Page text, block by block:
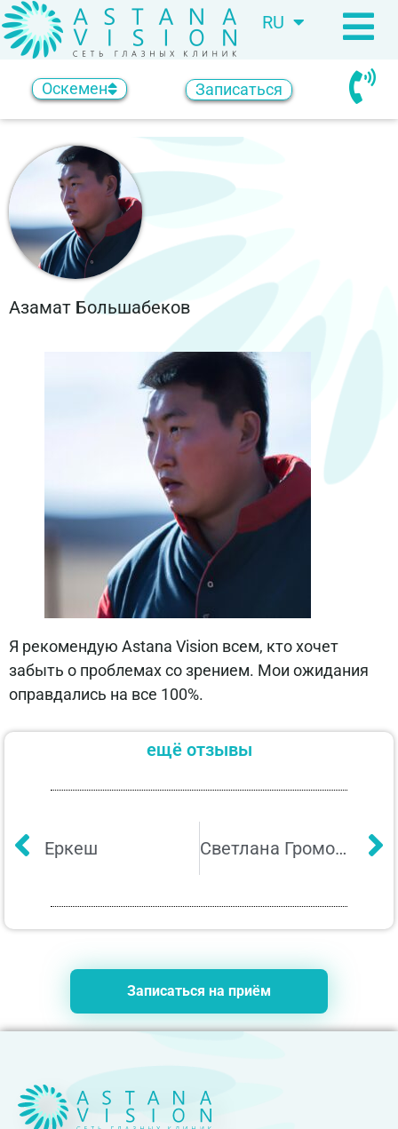
RU
KZ
Оскемен Записаться
Азамат Большабеков
Я рекомендую Astana Vision всем, кто хочет
забыть о проблемах со зрением. Мои ожидания
оправдались на все 100%.
ещё отзывы
Еркеш Светлана Громова
Записаться на приём